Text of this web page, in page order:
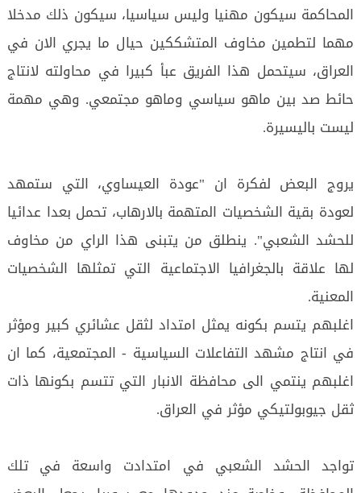
المحاكمة سيكون مهنيا وليس سياسيا، سيكون ذلك مدخلا
مهما لتطمين مخاوف المتشككين حيال ما يجري الان في
العراق، سيتحمل هذا الفريق عبأ كبيرا في محاولته لانتاج
حائط صد بين ماهو سياسي وماهو مجتمعي. وهي مهمة
ليست باليسيرة.
يروج البعض لفكرة ان "عودة العيساوي، التي ستمهد
لعودة بقية الشخصيات المتهمة بالارهاب، تحمل بعدا عدائيا
للحشد الشعبي". ينطلق من يتبنى هذا الراي من مخاوف
لها علاقة بالجغرافيا الاجتماعية التي تمثلها الشخصيات
المعنية.
اغلبهم يتسم بكونه يمثل امتداد لثقل عشائري كبير ومؤثر
في انتاج مشهد التفاعلات السياسية - المجتمعية، كما ان
اغلبهم ينتمي الى محافظة الانبار التي تتسم بكونها ذات
ثقل جيوبولتيكي مؤثر في العراق.
تواجد الحشد الشعبي في امتدادت واسعة في تلك